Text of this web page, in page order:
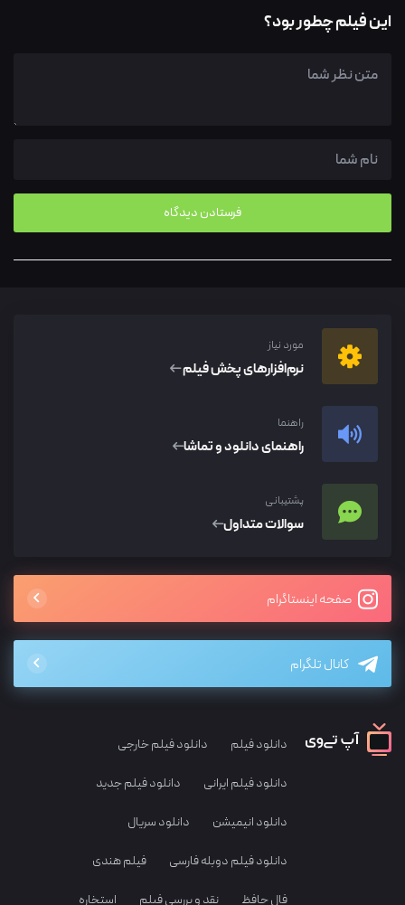
این فیلم چطور بود؟
مورد نیاز
نرم‌افزار‌های پخش فیلم
راهنما
راهنمای دانلود و تماشا
پشتیبانی
سوالات متداول
صفحه اینستاگرام
کانال تلگرام
دانلود فیلم دانلود فیلم خارجی
دانلود فیلم ایرانی دانلود فیلم جدید
دانلود انیمیشن دانلود سریال
دانلود فیلم دوبله فارسی فیلم هندی
فال حافظ نقد و بررسی فیلم استخاره